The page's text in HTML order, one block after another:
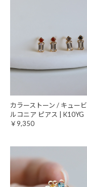
カラーストーン / キュー
ルコニア ピアス | K10YG
￥9,350